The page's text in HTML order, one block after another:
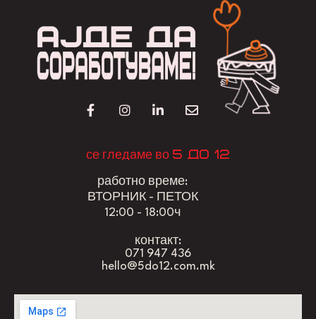
се гледаме во 5 до 12
работно време:
ВТОРНИК - ПЕТОК
12:00 - 18:00ч
контакт:
071 947 436
hello@5do12.com.mk